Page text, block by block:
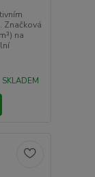
Značková
na
SKLADEM